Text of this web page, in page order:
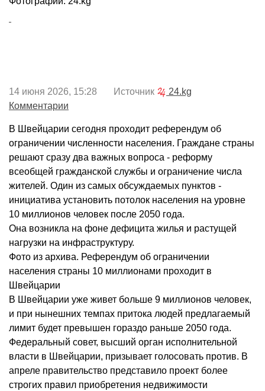
14 июня 2026, 15:28 Источник
24.kg
Комментарии
В Швейцарии сегодня проходит референдум об
ограничении численности населения. Граждане страны
решают сразу два важных вопроса - реформу
всеобщей гражданской службы и ограничение числа
жителей. Один из самых обсуждаемых пунктов -
инициатива установить потолок населения на уровне
10 миллионов человек после 2050 года.
Она возникла на фоне дефицита жилья и растущей
нагрузки на инфраструктуру.
Фото из архива. Референдум об ограничении
населения страны 10 миллионами проходит в
Швейцарии
В Швейцарии уже ‌живет больше 9 миллионов человек,
и при нынешних темпах притока людей предлагаемый
лимит будет превышен гораздо ​раньше 2050 года.
Федеральный совет, высший орган исполнительной
власти в Швейцарии, призывает голосовать ‌против. В
апреле правительство представило проект более
строгих правил приобретения недвижимости